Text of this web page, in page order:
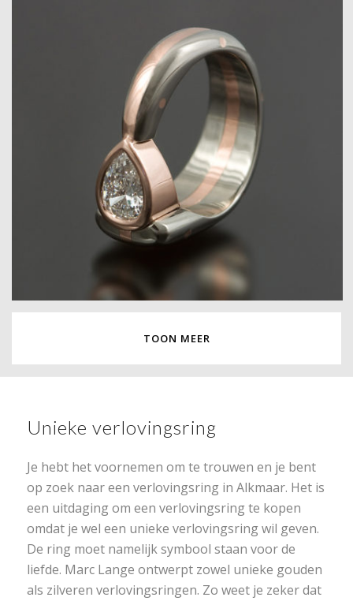
TOON MEER
Unieke verlovingsring
Je hebt het voornemen om te trouwen en je bent
op zoek naar een verlovingsring in Alkmaar. Het is
een uitdaging om een verlovingsring te kopen
omdat je wel een unieke verlovingsring wil geven.
De ring moet namelijk symbool staan voor de
liefde. Marc Lange ontwerpt zowel unieke gouden
als zilveren verlovingsringen. Zo weet je zeker dat